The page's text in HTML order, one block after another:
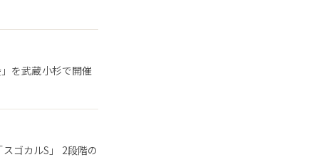
を武蔵小杉で開催
ゴカルS」 2段階の